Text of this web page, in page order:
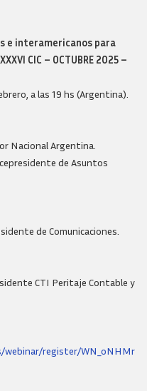
e interamericanos para
CIC – OCTUBRE 2025 –
a las 19 hs (Argentina).
Nacional Argentina.
de Asuntos
de Comunicaciones.
CTI Peritaje Contable y
webinar/register/WN_oNHMr